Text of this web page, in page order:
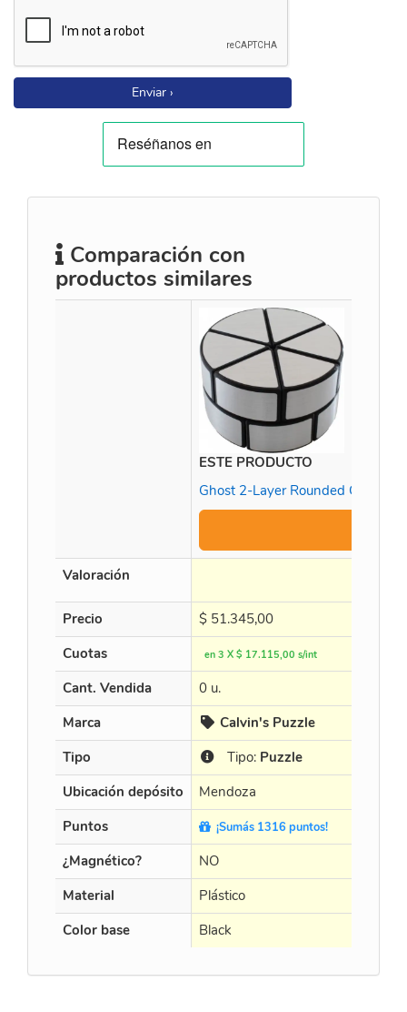
Enviar ›
Comparación con
productos similares
ESTE PRODUCTO
Ghost 2-Layer Rounded Cheese
Valoración
Precio $ 51.345,00
Cuotas
en 3 X $ 17.115,00 s/int
Cant. Vendida
0 u.
Marca
Calvin's Puzzle
Tipo
Tipo: Puzzle
Ubicación depósito
Mendoza
Puntos
¡Sumás 1316 puntos!
¿Magnético?
NO
Material
Plástico
Color base
Black